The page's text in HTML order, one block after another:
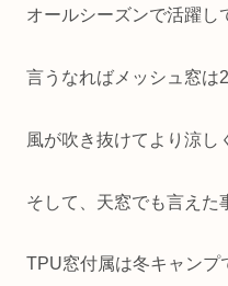
オールシーズンで活躍し
言うなればメッシュ窓は
風が吹き抜けてより涼し
そして、天窓でも言えた
TPU窓付属は冬キャンプ